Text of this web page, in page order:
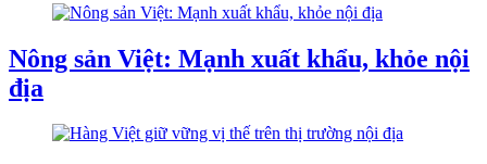
Nông sản Việt: Mạnh xuất khẩu, khỏe nội
địa